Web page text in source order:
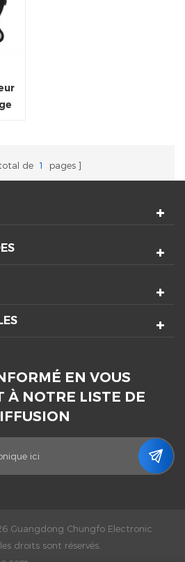
de 1 pages
EN VOUS
À NOTRE LISTE DE
Guangdong Chungfo Electronic
droits sont réservés.